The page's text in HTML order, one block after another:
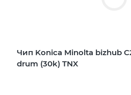
Чип Konica Minolta bizhub
drum (30k) TNX